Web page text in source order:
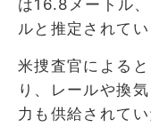
は16.8メートル
ルと推定されてい
米捜査官による
り、レールや換
力も供給されて